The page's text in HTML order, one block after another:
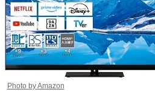
Photo by Amazon